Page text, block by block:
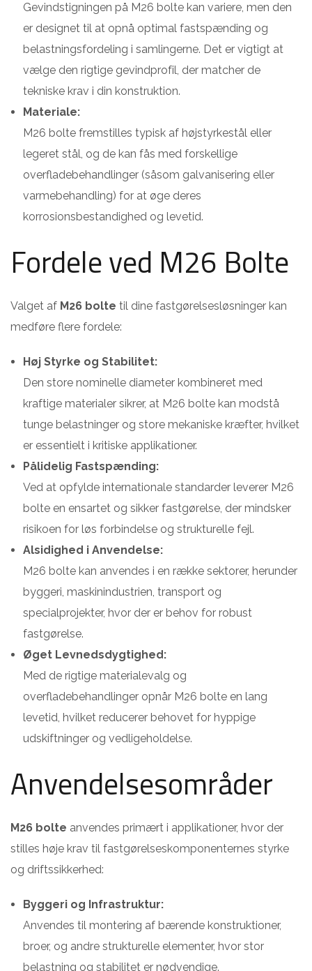
Gevindstigningen på M26 bolte kan variere, men den
er designet til at opnå optimal fastspænding og
belastningsfordeling i samlingerne. Det er vigtigt at
vælge den rigtige gevindprofil, der matcher de
tekniske krav i din konstruktion.
Materiale:
M26 bolte fremstilles typisk af højstyrkestål eller
legeret stål, og de kan fås med forskellige
overfladebehandlinger (såsom galvanisering eller
varmebehandling) for at øge deres
korrosionsbestandighed og levetid.
Fordele ved M26 Bolte
Valget af M26 bolte til dine fastgørelsesløsninger kan
medføre flere fordele:
Høj Styrke og Stabilitet:
Den store nominelle diameter kombineret med
kraftige materialer sikrer, at M26 bolte kan modstå
tunge belastninger og store mekaniske kræfter, hvilket
er essentielt i kritiske applikationer.
Pålidelig Fastspænding:
Ved at opfylde internationale standarder leverer M26
bolte en ensartet og sikker fastgørelse, der mindsker
risikoen for løs forbindelse og strukturelle fejl.
Alsidighed i Anvendelse:
M26 bolte kan anvendes i en række sektorer, herunder
byggeri, maskinindustrien, transport og
specialprojekter, hvor der er behov for robust
fastgørelse.
Øget Levnedsdygtighed:
Med de rigtige materialevalg og
overfladebehandlinger opnår M26 bolte en lang
levetid, hvilket reducerer behovet for hyppige
udskiftninger og vedligeholdelse.
Anvendelsesområder
M26 bolte anvendes primært i applikationer, hvor der
stilles høje krav til fastgørelseskomponenternes styrke
og driftssikkerhed:
Byggeri og Infrastruktur:
Anvendes til montering af bærende konstruktioner,
broer, og andre strukturelle elementer, hvor stor
belastning og stabilitet er nødvendige.